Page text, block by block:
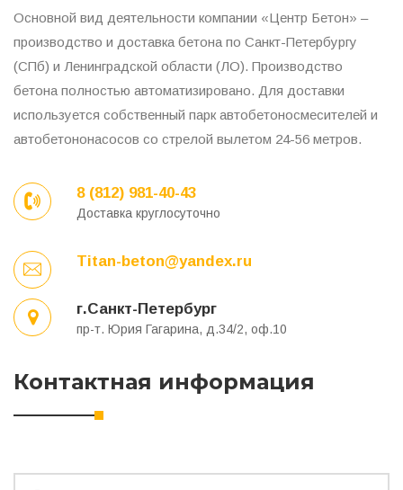
Основной вид деятельности компании «Центр Бетон» –
производство и доставка бетона по Санкт-Петербургу
(СПб) и Ленинградской области (ЛО). Производство
бетона полностью автоматизировано. Для доставки
используется собственный парк автобетоносмесителей и
автобетононасосов со стрелой вылетом 24-56 метров.
8 (812) 981-40-43
Доставка круглосуточно
Titan-beton@yandex.ru
г.Санкт-Петербург
пр-т. Юрия Гагарина, д.34/2, оф.10
Контактная информация